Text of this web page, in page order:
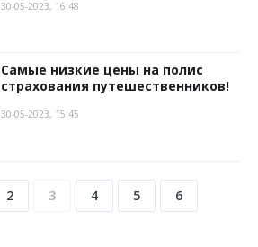
30-05-2023, 16:48
Самые низкие цены на полис
страхования путешественников!
30-05-2023, 15:45
2 3 4 5
6